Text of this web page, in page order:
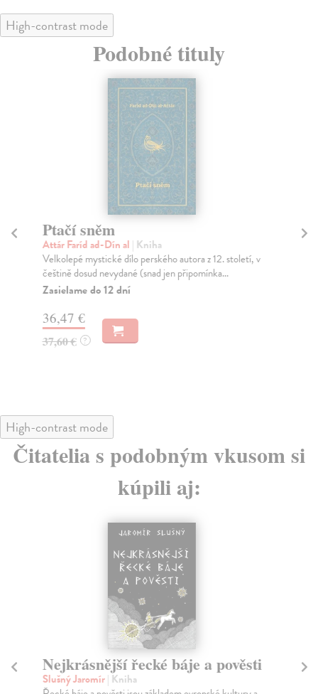
High-contrast mode
Podobné tituly
Ptačí sněm
Attár Faríd ad-Dín al | Kniha
Velkolepé mystické dílo perského autora z 12. století, v
češtině dosud nevydané (snad jen připomínka...
Zasielame do 12 dní
36,47 €
37,60 € ?
High-contrast mode
Čitatelia s podobným vkusom si
kúpili aj:
Nejkrásnější řecké báje a pověsti
Slušný Jaromír| Kniha